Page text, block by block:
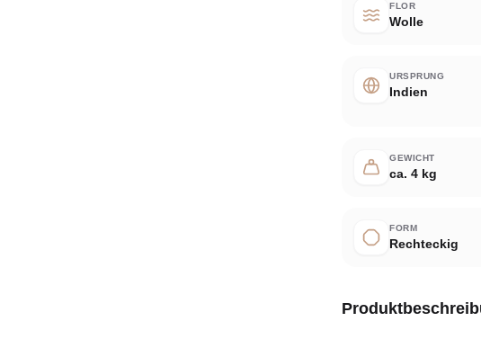
FLOR
Wolle
URSPRUNG
Indien
GEWICHT
ca. 4 kg
FORM
Rechteckig